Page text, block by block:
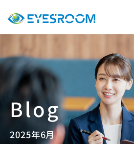
2025年6月